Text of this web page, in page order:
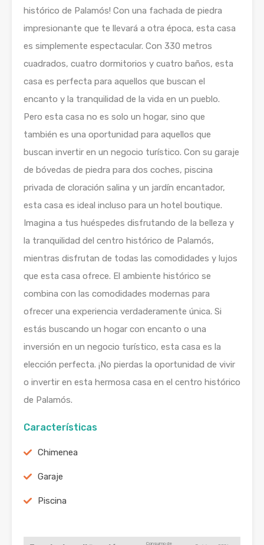
histórico de Palamós! Con una fachada de piedra
impresionante que te llevará a otra época, esta casa
es simplemente espectacular. Con 330 metros
cuadrados, cuatro dormitorios y cuatro baños, esta
casa es perfecta para aquellos que buscan el
encanto y la tranquilidad de la vida en un pueblo.
Pero esta casa no es solo un hogar, sino que
también es una oportunidad para aquellos que
buscan invertir en un negocio turístico. Con su garaje
de bóvedas de piedra para dos coches, piscina
privada de cloración salina y un jardín encantador,
esta casa es ideal incluso para un hotel boutique.
Imagina a tus huéspedes disfrutando de la belleza y
la tranquilidad del centro histórico de Palamós,
mientras disfrutan de todas las comodidades y lujos
que esta casa ofrece. El ambiente histórico se
combina con las comodidades modernas para
ofrecer una experiencia verdaderamente única. Si
estás buscando un hogar con encanto o una
inversión en un negocio turístico, esta casa es la
elección perfecta. ¡No pierdas la oportunidad de vivir
o invertir en esta hermosa casa en el centro histórico
de Palamós.
Características
Chimenea
Garaje
Piscina
Consumo de